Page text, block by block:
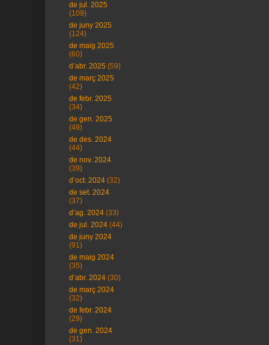
de jul. 2025
(109)
de juny 2025
(124)
de maig 2025
(60)
d’abr. 2025 (59)
de març 2025
(42)
de febr. 2025
(34)
de gen. 2025
(49)
de des. 2024
(44)
de nov. 2024
(39)
d’oct. 2024 (32)
de set. 2024
(37)
d’ag. 2024 (33)
de jul. 2024 (44)
de juny 2024
(91)
de maig 2024
(35)
d’abr. 2024 (30)
de març 2024
(32)
de febr. 2024
(29)
de gen. 2024
(31)